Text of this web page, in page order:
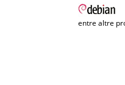
entre altre